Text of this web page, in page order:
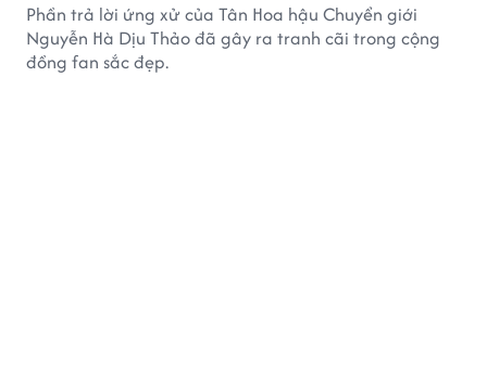
Phần trả lời ứng xử của Tân Hoa hậu Chuyển giới
Nguyễn Hà Dịu Thảo đã gây ra tranh cãi trong cộng
đồng fan sắc đẹp.